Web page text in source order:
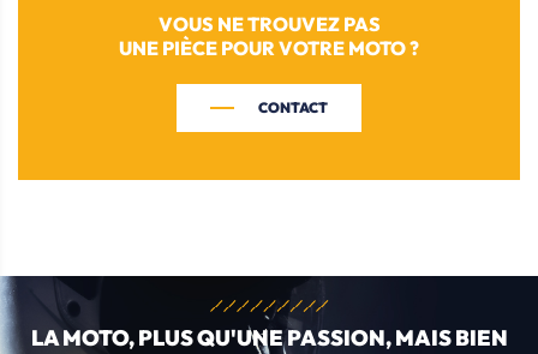
VOUS NE TROUVEZ PAS
UNE PIÈCE POUR VOTRE MOTO ?
CONTACT
LA MOTO, PLUS QU'UNEPASSION, MAIS BIEN